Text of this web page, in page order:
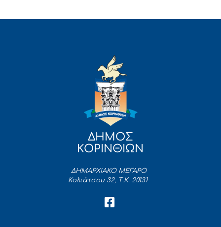
ΔΗΜΟΣ
ΚΟΡΙΝΘΙΩΝ
ΔΗΜΑΡΧΙΑΚΟ ΜΕΓΑΡΟ
Κολιάτσου 32, Τ.Κ. 20131